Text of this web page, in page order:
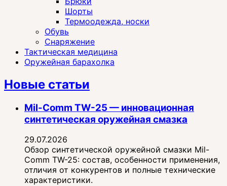
Шорты
Термоодежда, носки
Обувь
Снаряжение
Тактическая медицина
Оружейная барахолка
Новые статьи
Mil-Comm TW-25 — инновационная
синтетическая оружейная смазка
29.07.2026
Обзор синтетической оружейной смазки Mil-
Comm TW-25: состав, особенности применения,
отличия от конкурентов и полные технические
характеристики.